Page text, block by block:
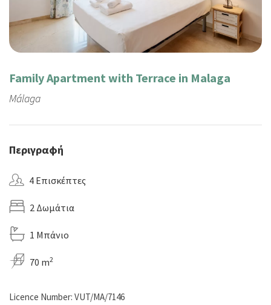
Family Apartment with Terrace in Malaga
Málaga
Περιγραφή
4 Επισκέπτες
2 Δωμάτια
1 Μπάνιο
70 m2
Licence Number: VUT/MA/7146